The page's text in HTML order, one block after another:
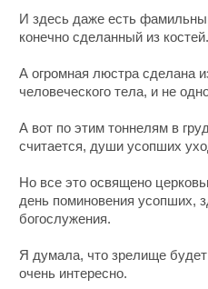
И здесь даже есть
конечно сделанный из костей.
А огромная люстра сделана
человеческого тела, и не
А вот по этим тоннелям в
считается, души усопших
Но все это освящено
день поминовения усопших,
богослужения.
Я думала, что зрелище
очень интересно.